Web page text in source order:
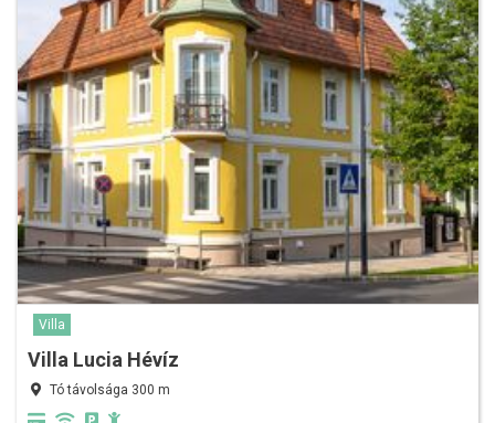
Villa
Villa Lucia Hévíz
Tó távolsága 300 m